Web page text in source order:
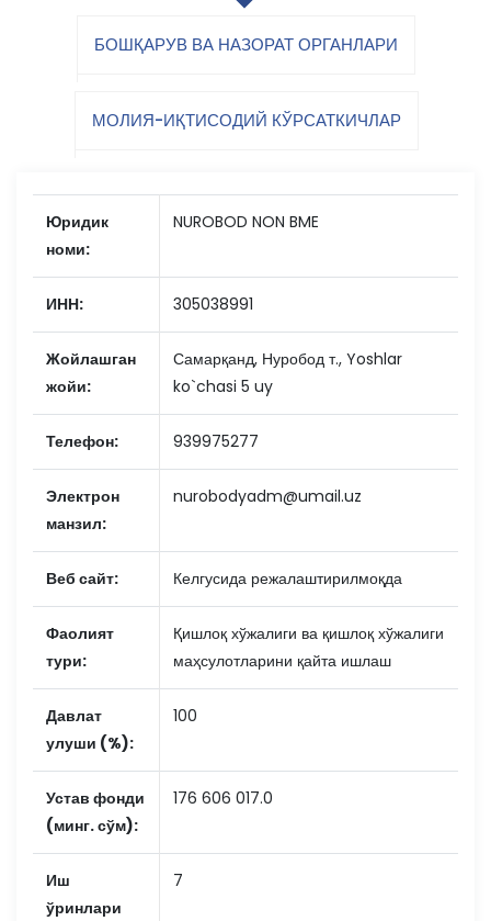
БОШҚАРУВ ВА НАЗОРАТ ОРГАНЛАРИ
МОЛИЯ-ИҚТИСОДИЙ КЎРСАТКИЧЛАР
Юридик
номи:
NUROBOD NON BME
ИНН: 305038991
Жойлашган
жойи:
Самарқанд, Нуробод т., Yoshlar
ko`chasi 5 uy
Телефон: 939975277
Электрон
манзил:
nurobodyadm@umail.uz
Веб сайт: Келгусида режалаштирилмоқда
Фаолият
тури:
Қишлоқ хўжалиги ва қишлоқ хўжалиги
маҳсулотларини қайта ишлаш
Давлат
улуши (%):
100
Устав фонди
(минг. сўм):
176 606 017.0
Иш
ўринлари
7